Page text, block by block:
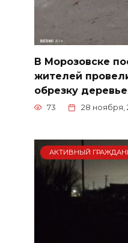
В Морозовске
жителей
обрезку
73 28 ноября,
АКТИВНЫЙ